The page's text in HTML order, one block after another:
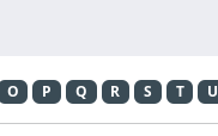
O P Q R S T U